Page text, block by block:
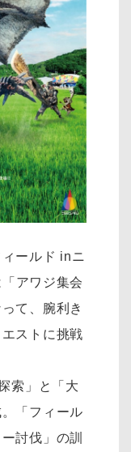
ールド inニ
アワジ集会
て、腕利き
ストに挑戦
索」と「大
「フィール
討伐」の訓